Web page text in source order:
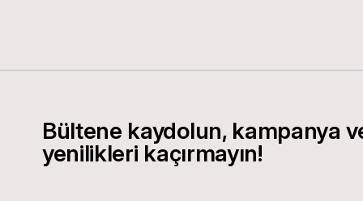
Bültene kaydolun, kampanya
yenilikleri kaçırmayın!